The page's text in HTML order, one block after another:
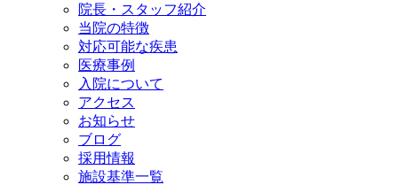
院長・スタッフ紹介
当院の特徴
対応可能な疾患
医療事例
入院について
アクセス
お知らせ
ブログ
採用情報
施設基準一覧